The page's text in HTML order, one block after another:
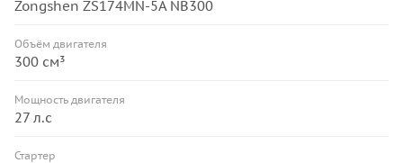
Zongshen ZS174MN-5A NB300
Объём двигателя
300 см³
Мощность двигателя
27 л.с
Стартер